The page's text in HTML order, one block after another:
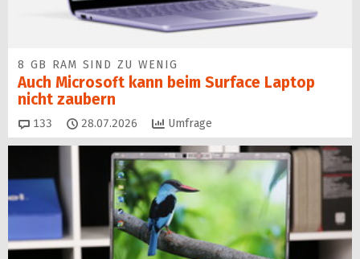
8 GB RAM SIND ZU WENIG
Auch Microsoft kann beim Surface Laptop
nicht zaubern
133 Kommentare
28.07.2026 Umfrage